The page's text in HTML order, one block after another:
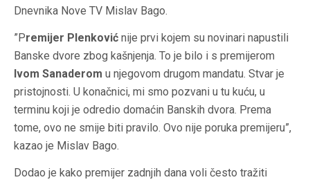
Dnevnika Nove TV Mislav Bago.
”Premijer Plenković nije prvi kojem su novinari napustili
Banske dvore zbog kašnjenja. To je bilo i s premijerom
Ivom Sanaderom u njegovom drugom mandatu. Stvar je
pristojnosti. U konačnici, mi smo pozvani u tu kuću, u
terminu koji je odredio domaćin Banskih dvora. Prema
tome, ovo ne smije biti pravilo. Ovo nije poruka premijeru”,
kazao je Mislav Bago.
Dodao je kako premijer zadnjih dana voli često tražiti